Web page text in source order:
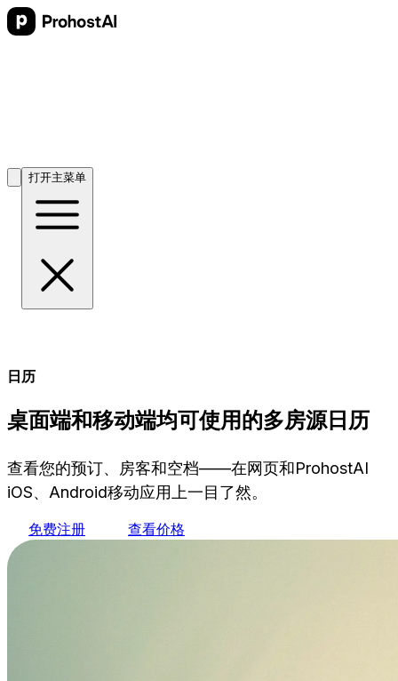
打开主菜单
日历
桌面端和移动端均可使用的多房源日历
查看您的预订、房客和空档——在网页和ProhostAI
iOS、Android移动应用上一目了然。
免费注册 查看价格